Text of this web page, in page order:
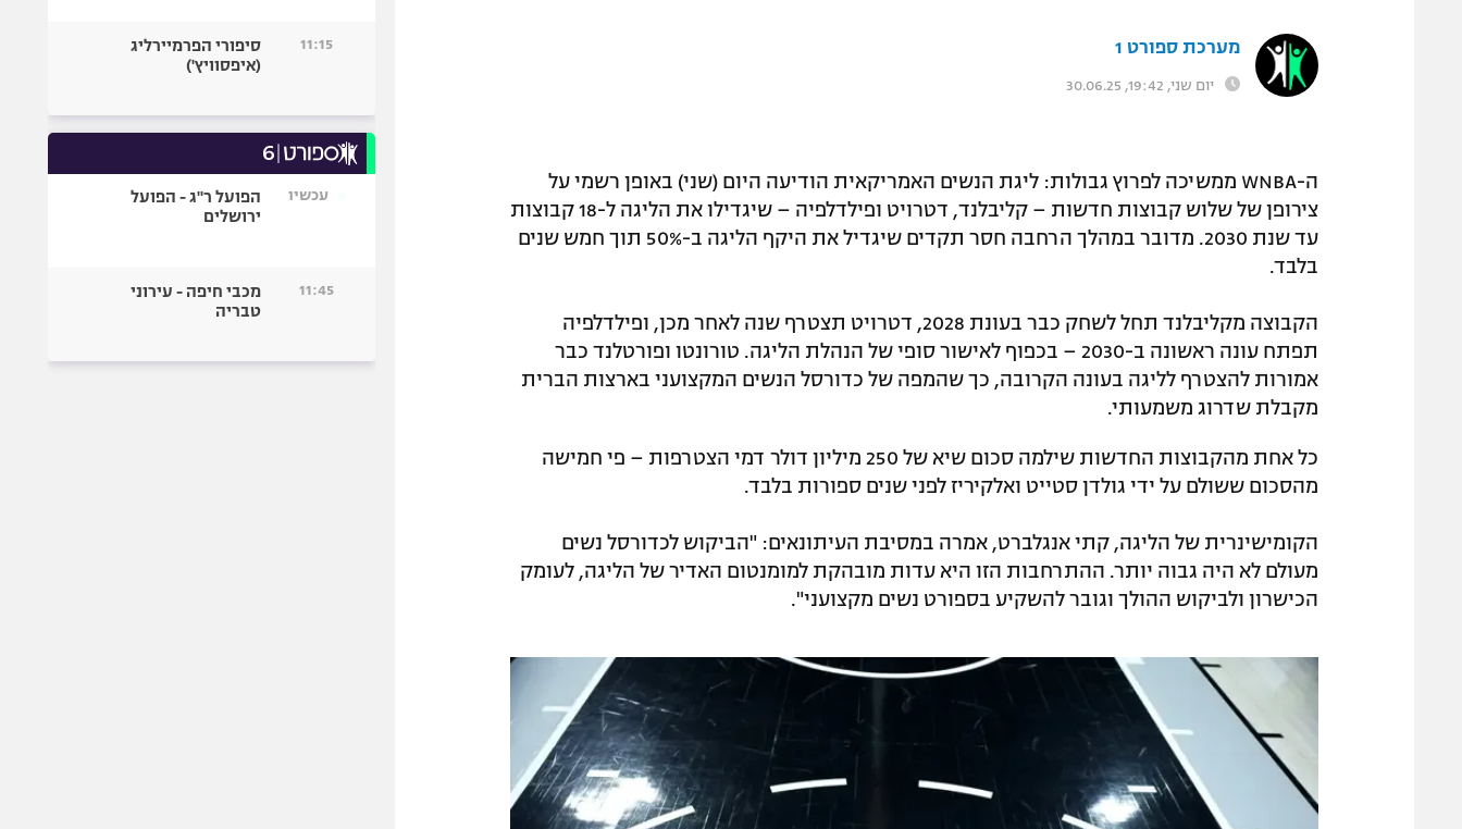
מערכת ספורט 1
יום שני, 19:42, 30.06.25
ה-WNBA ממשיכה לפרוץ גבולות: ליגת הנשים האמריקאית הודיעה היום (שני) באופן רשמי על
צירופן של שלוש קבוצות חדשות – קליבלנד, דטרויט ופילדלפיה – שיגדילו את הליגה ל-18 קבוצות
עד שנת 2030. מדובר במהלך הרחבה חסר תקדים שיגדיל את היקף הליגה ב-50% תוך חמש שנים
בלבד.
הקבוצה מקליבלנד תחל לשחק כבר בעונת 2028, דטרויט תצטרף שנה לאחר מכן, ופילדלפיה
תפתח עונה ראשונה ב-2030 – בכפוף לאישור סופי של הנהלת הליגה. טורונטו ופורטלנד כבר
אמורות להצטרף לליגה בעונה הקרובה, כך שהמפה של כדורסל הנשים המקצועני בארצות הברית
מקבלת שדרוג משמעותי.
כל אחת מהקבוצות החדשות שילמה סכום שיא של 250 מיליון דולר דמי הצטרפות – פי חמישה
מהסכום ששולם על ידי גולדן סטייט ואלקיריז לפני שנים ספורות בלבד.
הקומישינרית של הליגה, קתי אנגלברט, אמרה במסיבת העיתונאים: "הביקוש לכדורסל נשים
מעולם לא היה גבוה יותר. ההתרחבות הזו היא עדות מובהקת למומנטום האדיר של הליגה, לעומק
הכישרון ולביקוש ההולך וגובר להשקיע בספורט נשים מקצועני".
11:15
סיפורי הפרמיירליג
(איפסוויץ')
עכשיו
הפועל ר"ג - הפועל
ירושלים
11:45
מכבי חיפה - עירוני
טבריה